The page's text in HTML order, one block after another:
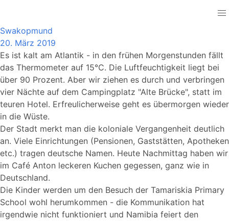
Swakopmund
20. März 2019
Es ist kalt am Atlantik - in den frühen Morgenstunden fällt
das Thermometer auf 15°C. Die Luftfeuchtigkeit liegt bei
über 90 Prozent. Aber wir ziehen es durch und verbringen
vier Nächte auf dem Campingplatz "Alte Brücke", statt im
teuren Hotel. Erfreulicherweise geht es übermorgen wieder
in die Wüste.
Der Stadt merkt man die koloniale Vergangenheit deutlich
an. Viele Einrichtungen (Pensionen, Gaststätten, Apotheken
etc.) tragen deutsche Namen. Heute Nachmittag haben wir
im Café Anton leckeren Kuchen gegessen, ganz wie in
Deutschland.
Die Kinder werden um den Besuch der Tamariskia Primary
School wohl herumkommen - die Kommunikation hat
irgendwie nicht funktioniert und Namibia feiert den